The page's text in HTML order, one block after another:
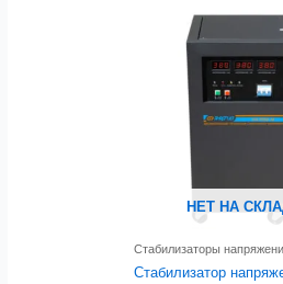
НЕТ НА
Стабилизаторы
Стабилизатор